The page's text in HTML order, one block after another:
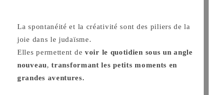
La spontanéité et la créativité sont des piliers de la
joie dans le judaïsme.
Elles permettent de voir le quotidien sous un angle
nouveau,transformant les petits moments en
grandes aventures.